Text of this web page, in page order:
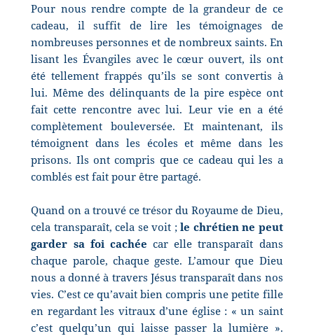
Pour nous rendre compte de la grandeur de ce
cadeau, il suffit de lire les témoignages de
nombreuses personnes et de nombreux saints. En
lisant les Évangiles avec le cœur ouvert, ils ont
été tellement frappés qu’ils se sont convertis à
lui. Même des délinquants de la pire espèce ont
fait cette rencontre avec lui. Leur vie en a été
complètement bouleversée. Et maintenant, ils
témoignent dans les écoles et même dans les
prisons. Ils ont compris que ce cadeau qui les a
comblés est fait pour être partagé.
Quand on a trouvé ce trésor du Royaume de Dieu,
cela transparaît, cela se voit ;le chrétien ne peut
garder sa foi cachée car elle transparaît dans
chaque parole, chaque geste. L’amour que Dieu
nous a donné à travers Jésus transparaît dans nos
vies. C’est ce qu’avait bien compris une petite fille
en regardant les vitraux d’une église : « un saint
c’est quelqu’un qui laisse passer la lumière ».